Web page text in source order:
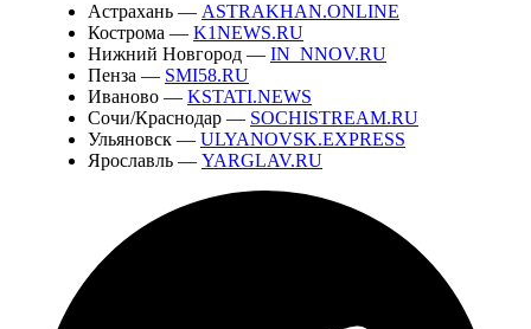
Астрахань — ASTRAKHAN.ONLINE
Кострома — K1NEWS.RU
Нижний Новгород — IN_NNOV.RU
Пенза — SMI58.RU
Иваново — KSTATI.NEWS
Сочи/Краснодар — SOCHISTREAM.RU
Ульяновск — ULYANOVSK.EXPRESS
Ярославль — YARGLAV.RU